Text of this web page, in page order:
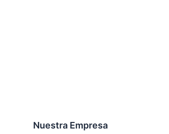
Nuestra Empresa